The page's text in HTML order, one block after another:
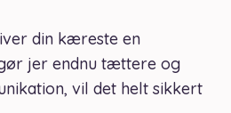
din kæreste en
jer endnu tættere og
vil det helt sikkert